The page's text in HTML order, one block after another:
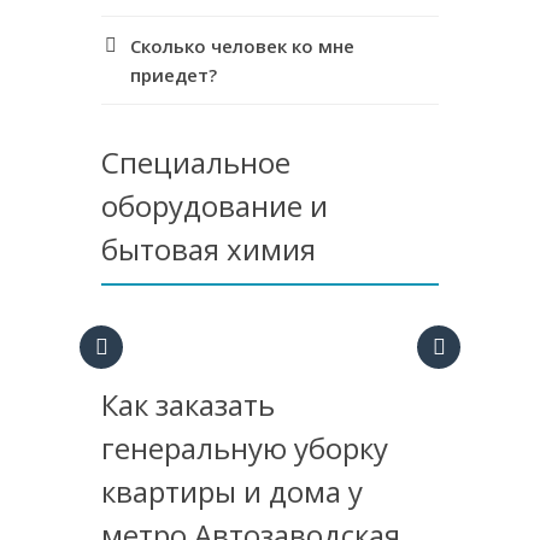
Сколько человек ко мне
приедет?
Специальное
оборудование и
бытовая химия
Как заказать
генеральную уборку
квартиры и дома у